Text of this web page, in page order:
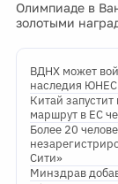
Олимпиаде в
золотыми
ВДНХ может
наследия
Китай
маршрут в ЕС
Более 20
Сити»
Минздрав